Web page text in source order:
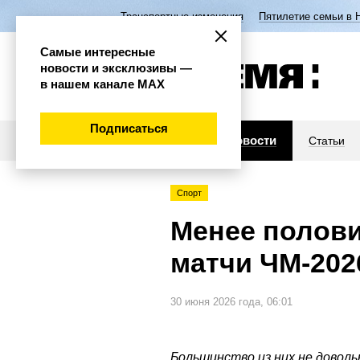
Транспортные изменения Пятилетие семьи в
Новости Статьи
Спорт
Менее
матчи ЧМ-
30 июня 2026 года, 06:01
Большинство из них не
Самые интересные
новости и эксклюзивы —
в нашем канале МАХ
Подписаться